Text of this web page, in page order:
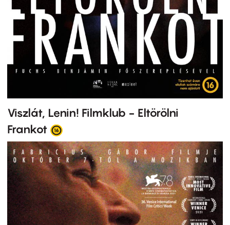
Viszlát, Lenin! Filmklub - Eltörölni
Frankot